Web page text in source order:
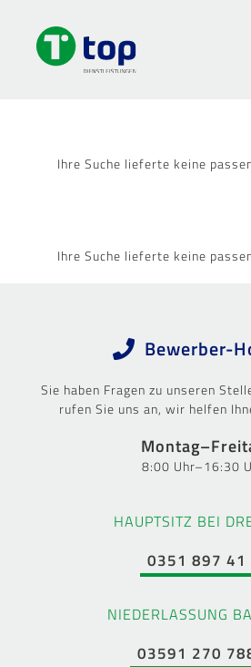
Ihre Suche lieferte keine
Ihre Suche lieferte keine
Bewerber-
Sie haben Fragen zu unseren
rufen Sie uns an, wir helfen
8:00 Uhr–16:30
HAUPTSITZ BEI
0351 897 41
NIEDERLASSUNG
03591 270